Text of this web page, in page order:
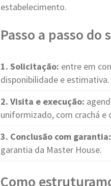
estabelecimento.
Passo a passo do
1. Solicitação: entre em
disponibilidade e estimativa.
2. Visita e execução:
uniformizado, com crachá e
3. Conclusão com garantia:
garantia da Master House.
Como